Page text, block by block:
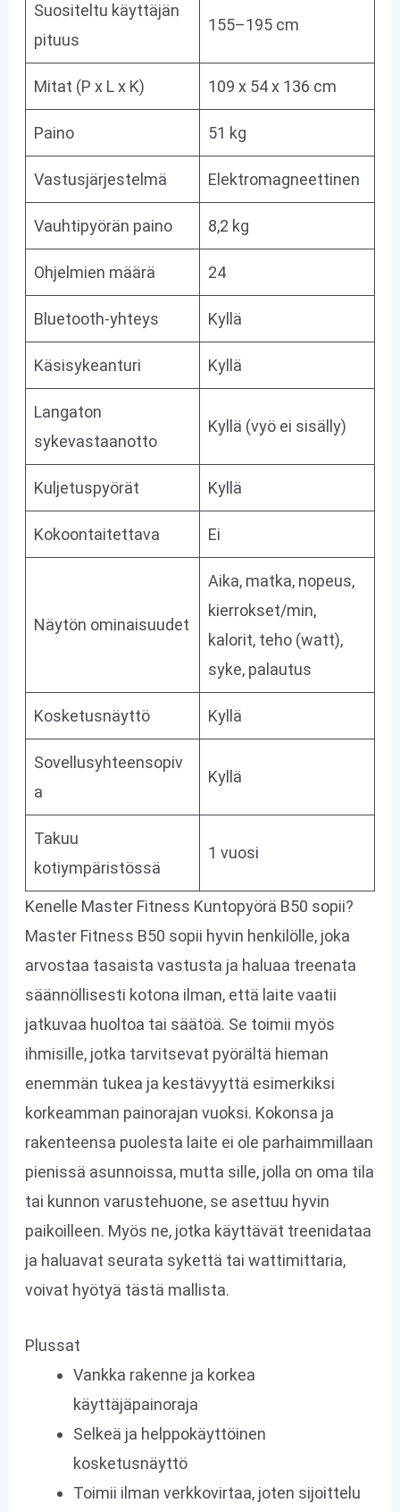
Suositeltu käyttäjän
pituus
155–195 cm
Mitat (P x L x K) 109 x 54 x 136 cm
Paino 51 kg
Vastusjärjestelmä Elektromagneettinen
Vauhtipyörän paino 8,2 kg
Ohjelmien määrä 24
Bluetooth-yhteys Kyllä
Käsisykeanturi Kyllä
Langaton
sykevastaanotto
Kyllä (vyö ei sisälly)
Kuljetuspyörät Kyllä
Kokoontaitettava Ei
Näytön ominaisuudet
Aika, matka, nopeus,
kierrokset/min,
kalorit, teho (watt),
syke, palautus
Kosketusnäyttö Kyllä
Sovellusyhteensopiv
a
Kyllä
Takuu
kotiympäristössä
1 vuosi
Kenelle Master Fitness Kuntopyörä B50 sopii?
Master Fitness B50 sopii hyvin henkilölle, joka
arvostaa tasaista vastusta ja haluaa treenata
säännöllisesti kotona ilman, että laite vaatii
jatkuvaa huoltoa tai säätöä. Se toimii myös
ihmisille, jotka tarvitsevat pyörältä hieman
enemmän tukea ja kestävyyttä esimerkiksi
korkeamman painorajan vuoksi. Kokonsa ja
rakenteensa puolesta laite ei ole parhaimmillaan
pienissä asunnoissa, mutta sille, jolla on oma tila
tai kunnon varustehuone, se asettuu hyvin
paikoilleen. Myös ne, jotka käyttävät treenidataa
ja haluavat seurata sykettä tai wattimittaria,
voivat hyötyä tästä mallista.
Plussat
Vankka rakenne ja korkea
käyttäjäpainoraja
Selkeä ja helppokäyttöinen
kosketusnäyttö
Toimii ilman verkkovirtaa, joten sijoittelu